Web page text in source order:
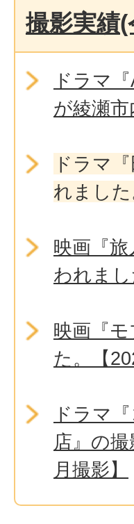
撮影実績
ドラマ
が綾瀬
ドラマ
れまし
映画『
われま
映画『
た。【
ドラマ
店』の
月撮影】